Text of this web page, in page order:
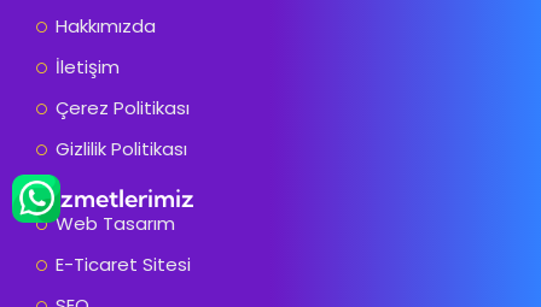
Hakkımızda
İletişim
Çerez Politikası
Gizlilik Politikası
Hizmetlerimiz
Web Tasarım
E-Ticaret Sitesi